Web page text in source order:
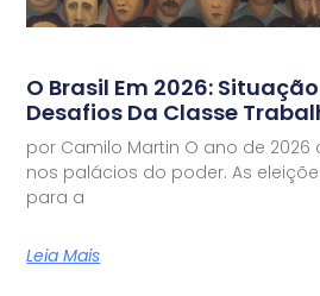
O Brasil Em 2026:
Desafios Da Classe
por Camilo Martin O ano de
nos palácios do poder. As
para a
Leia Mais